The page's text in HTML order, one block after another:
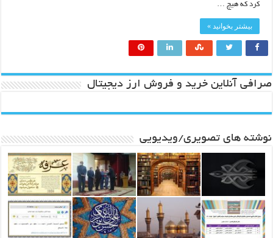
کرد که هیچ …
بیشتر بخوانید »
صرافی آنلاین خرید و فروش ارز دیجیتال
نوشته های تصویری/ویدیویی